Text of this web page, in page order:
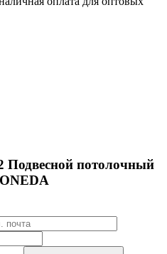
Подвесной потолочный